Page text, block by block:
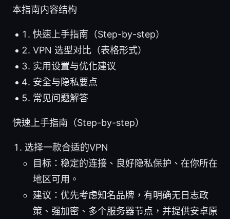
本指南内容结构
快速上手指南（Step-by-step）
VPN 选型对比（表格形式）
实用设置与优化建议
安全与隐私要点
常见问题解答
快速上手指南（Step-by-step）
选择一款合适的VPN
目标：稳定的连接、良好隐私保护、在你所在
地区可用。
建议：优先考虑知名品牌，有明确无日志政
策、强加密、多个服务器节点，并提供安卓原